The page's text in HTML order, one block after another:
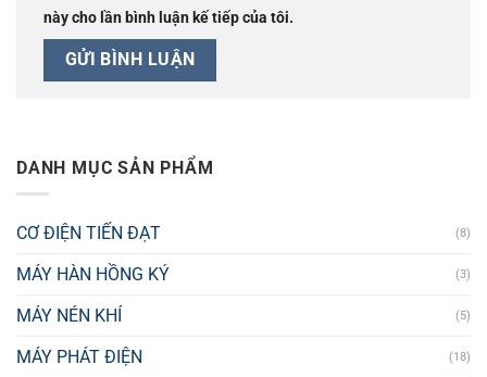
này cho lần bình luận kế tiếp của tôi.
DANH MỤC SẢN PHẨM
CƠ ĐIỆN TIẾN ĐẠT (8)
MÁY HÀN HỒNG KÝ (3)
MÁY NÉN KHÍ (5)
MÁY PHÁT ĐIỆN (18)